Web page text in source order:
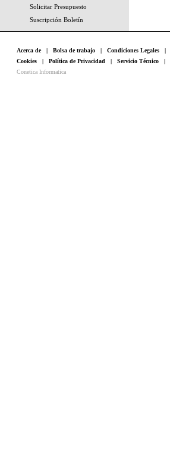
Solicitar Presupuesto
Suscripción Boletín
Acerca de| Bolsa de trabajo | Condiciones Legales |
Cookies | Política de Privacidad | Servicio Técnico |
Conetica Informatica